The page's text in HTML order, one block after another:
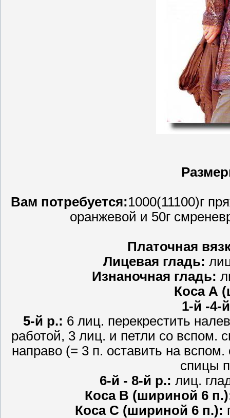
Вам потребуется:1000(11100)г
оранжевой и 50г
Платочная
Лицевая гладь:
Изнаночная гладь:
Коса А
1-й -4-
5-й р.: 6 лиц. перекрестить
работой, 3 лиц. и петли со вспом.
направо (= 3 п. оставить на
спицы
6-й - 8-й р.: лиц.
Коса В (шириной 6
Коса С (шириной 6 п.):